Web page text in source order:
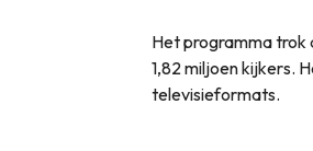
Het programma trok
1,82 miljoen kijkers.
televisieformats.